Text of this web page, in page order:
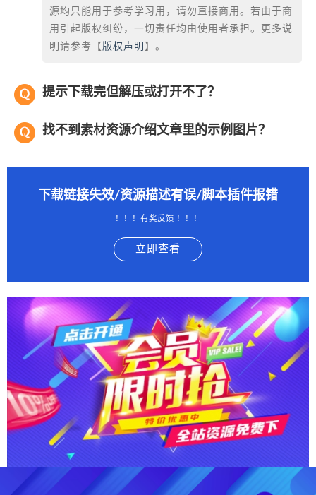
源均只能用于参考学习用，请勿直接商用。若由于商
用引起版权纠纷，一切责任均由使用者承担。更多说
明请参考【 版权声明 】。
提示下载完但解压或打开不了？
找不到素材资源介绍文章里的示例图片？
下载链接失效/资源描述有误/脚本插件报错
！！！有奖反馈 ！！！
立即查看